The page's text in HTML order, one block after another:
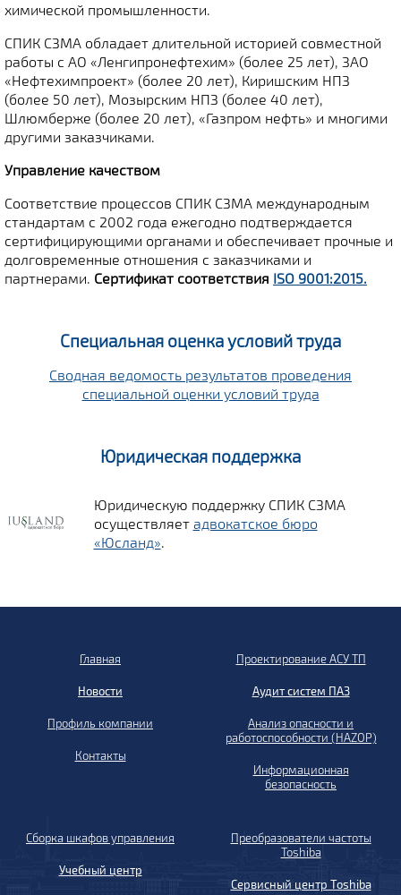
химической промышленности.
СПИК СЗМА обладает длительной историей совместной
работы с АО «Ленгипронефтехим» (более 25 лет), ЗАО
«Нефтехимпроект» (более 20 лет), Киришским НПЗ
(более 50 лет), Мозырским НПЗ (более 40 лет),
Шлюмберже (более 20 лет), «Газпром нефть» и многими
другими заказчиками.
Управление качеством
Соответствие процессов СПИК СЗМА международным
стандартам с 2002 года ежегодно подтверждается
сертифицирующими органами и обеспечивает прочные и
долговременные отношения с заказчиками и
партнерами. Сертификат соответствия ISO 9001:2015.
Специальная оценка условий труда
Сводная ведомость результатов проведения
специальной оценки условий труда
Юридическая поддержка
Юридическую поддержку СПИК СЗМА
осуществляет адвокатское бюро
«Юсланд».
Главная
Новости
Профиль компании
Контакты
Проектирование АСУ ТП
Аудит систем ПАЗ
Анализ опасности и
работоспособности (HAZOP)
Информационная
безопасность
Сборка шкафов управления
Учебный центр
Преобразователи частоты
Toshiba
Сервисный центр Toshiba